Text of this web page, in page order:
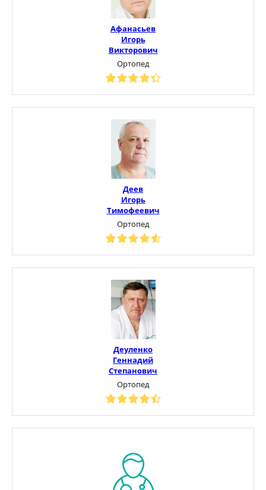
Афанасьев
Игорь
Викторович
Ортопед
Деев
Игорь
Тимофеевич
Ортопед
Деуленко
Геннадий
Степанович
Ортопед